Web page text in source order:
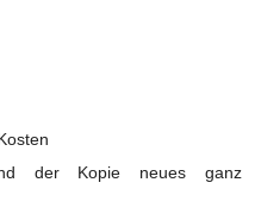
der Kopie neues ganz